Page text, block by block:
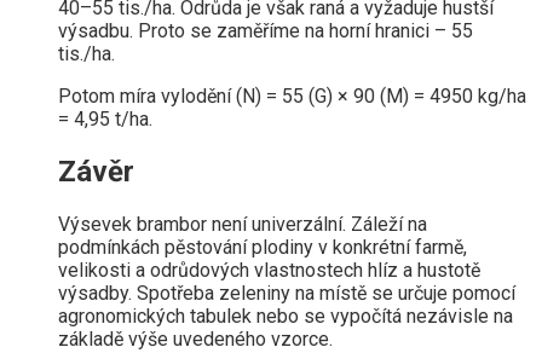
40–55 tis./ha. Odrůda je však raná a vyžaduje hustší
výsadbu. Proto se zaměříme na horní hranici – 55
tis./ha.
Potom míra vylodění (N) = 55 (G) × 90 (M) = 4950 kg/ha
= 4,95 t/ha.
Závěr
Výsevek brambor není univerzální. Záleží na
podmínkách pěstování plodiny v konkrétní farmě,
velikosti a odrůdových vlastnostech hlíz a hustotě
výsadby. Spotřeba zeleniny na místě se určuje pomocí
agronomických tabulek nebo se vypočítá nezávisle na
základě výše uvedeného vzorce.